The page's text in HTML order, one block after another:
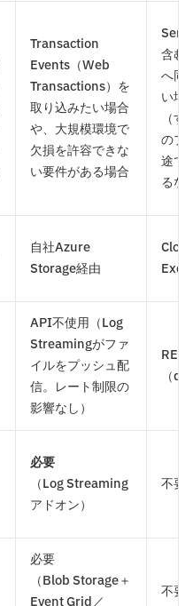
Transaction
Events（Web
Transactions）を
取り込みたい場合
や、大規模環境で
欠損を許容できな
い要件がある場合
含む
へ同
い場
（
のプ
途で
るな
自社Azure
Storage経由
API不使用（Log
Streamingがファ
イルをプッシュ配
信。レート制限の
影響なし）
（
必要
（Log Streaming
アドオン）
不要
必要
（Blob Storage＋
不要